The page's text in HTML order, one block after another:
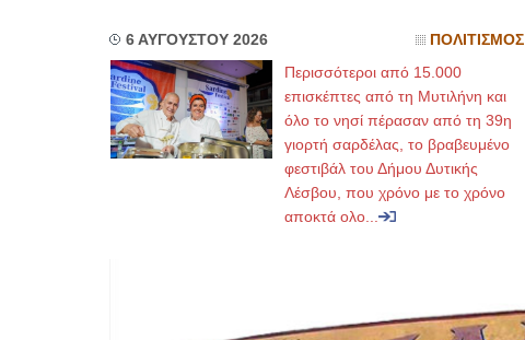
6 ΑΥΓΟΥΣΤΟΥ 2026 ΠΟΛΙΤΙΣΜΟΣ
Περισσότεροι από 15.000
επισκέπτες από τη Μυτιλήνη και
όλο το νησί πέρασαν από τη 39η
γιορτή σαρδέλας, το βραβευμένο
φεστιβάλ του Δήμου Δυτικής
Λέσβου, που χρόνο με το χρόνο
αποκτά ολο...